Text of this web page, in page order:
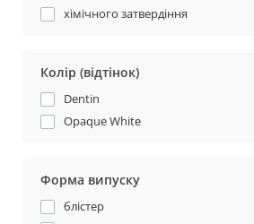
хімічного затвердіння
Колір (відтінок)
Dentin
Opaque White
Форма випуску
блістер